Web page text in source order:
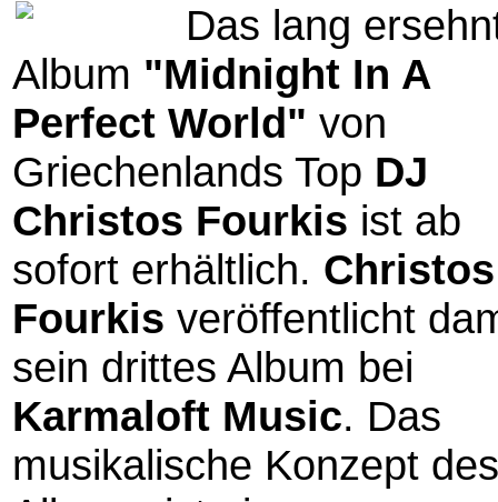
Das lang
Album "Midnight In A
Perfect World" von
Griechenlands Top DJ
Christos Fourkis ist ab
sofort erhältlich. Christos
Fourkis veröffentlicht
sein drittes Album bei
Karmaloft Music. Das
musikalische Konzept des